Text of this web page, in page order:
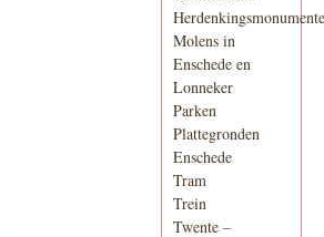
Molens in
Enschede en
Lonneker
Parken
Plattegronden
Enschede
Tram
Trein
Twente –